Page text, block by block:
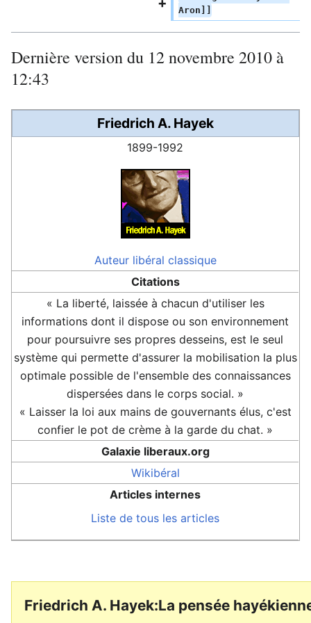
Aron]]
Dernière version du 12 novembre 2010 à
12:43
Friedrich A. Hayek
1899-1992
Auteur libéral classique
Citations
« La liberté, laissée à chacun d'utiliser les
informations dont il dispose ou son environnement
pour poursuivre ses propres desseins, est le seul
système qui permette d'assurer la mobilisation la plus
optimale possible de l'ensemble des connaissances
dispersées dans le corps social. »
« Laisser la loi aux mains de gouvernants élus, c'est
confier le pot de crème à la garde du chat. »
Galaxie liberaux.org
Wikibéral
Articles internes
Liste de tous les articles
Friedrich A. Hayek:La pensée